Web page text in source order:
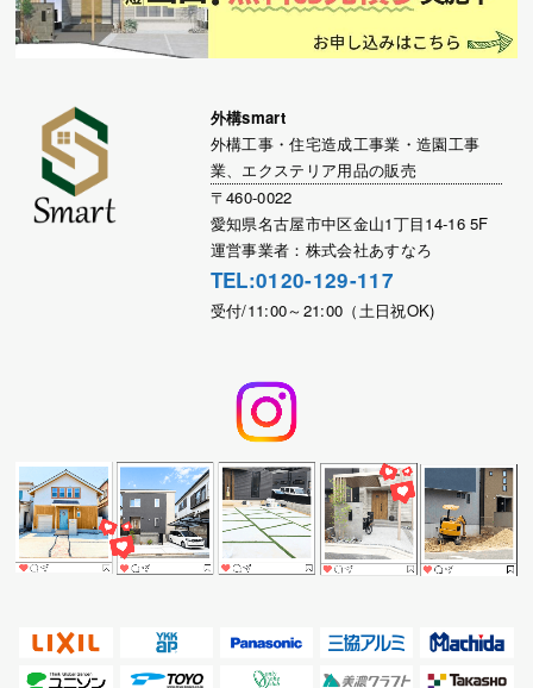
外構smart
外構工事・住宅造成工事業・造園工事
業、エクステリア用品の販売
〒460-0022
愛知県名古屋市中区金山1丁目14-16 5F
運営事業者：株式会社あすなろ
TEL:0120-129-117
受付/11:00～21:00（土日祝OK)